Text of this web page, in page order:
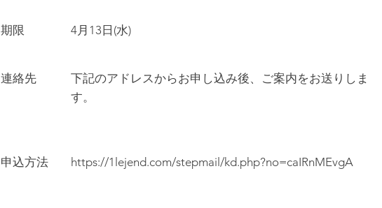
期限 4月13日(水)
連絡先
下記のアドレスからお申し込み後、ご案内をお送りしま
す。
申込方法 https://1lejend.com/stepmail/kd.php?no=caIRnMEvgA